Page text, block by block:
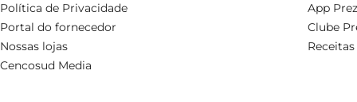
Política de Privacidade
Portal do fornecedor
Nossas lojas
Cencosud Media
App
Clube
Receitas